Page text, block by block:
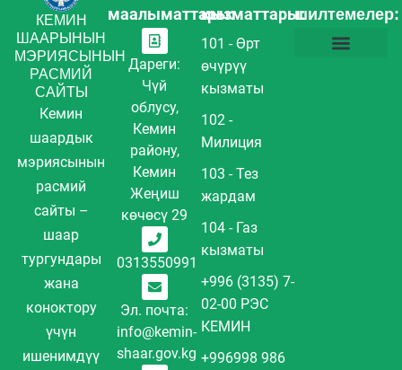
КЕМИН
ШААРЫНЫН
МЭРИЯСЫНЫН
РАСМИЙ
САЙТЫ
Кемин
шаардык
мэриясынын
расмий
сайты –
шаар
тургундары
жана
коноктору
үчүн
ишенимдүү
маалыматтары:
Дареги:
Чүй
облусу,
Кемин
району,
Кемин
Жеңиш
көчөсү 29
0313550991
Эл. почта:
info@kemin-
shaar.gov.kg
кызматтары:
101 - Өрт
өчүрүү
кызматы
102 -
Милиция
103 - Тез
жардам
104 - Газ
кызматы
+996 (3135) 7-
02-00 РЭС
КЕМИН
+996998 986
шилтемелер: